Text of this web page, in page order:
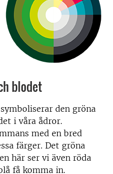
blodet
den gröna
i våra ådror.
med en bred
färger. Det gröna
här ser vi även röda
få komma in.